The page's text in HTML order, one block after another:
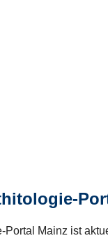
Portal Mainz ist